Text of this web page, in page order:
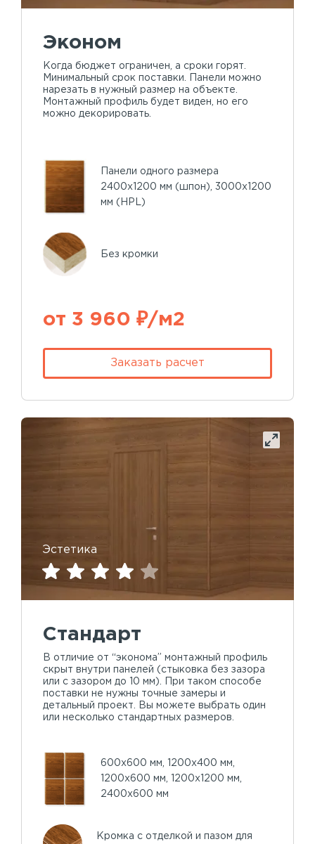
Эконом
Когда бюджет ограничен, а сроки горят.
Минимальный срок поставки. Панели можно
нарезать в нужный размер на объекте.
Монтажный профиль будет виден, но его
можно декорировать.
Панели одного размера
2400х1200 мм (шпон), 3000х1200
мм (HPL)
Без кромки
от 3 960 ₽/м2
Заказать расчет
Эстетика
Стандарт
В отличие от “эконома” монтажный профиль
скрыт внутри панелей (стыковка без зазора
или с зазором до 10 мм). При таком способе
поставки не нужны точные замеры и
детальный проект. Вы можете выбрать один
или несколько стандартных размеров.
600х600 мм, 1200х400 мм,
1200х600 мм, 1200х1200 мм,
2400х600 мм
Кромка с отделкой и пазом для